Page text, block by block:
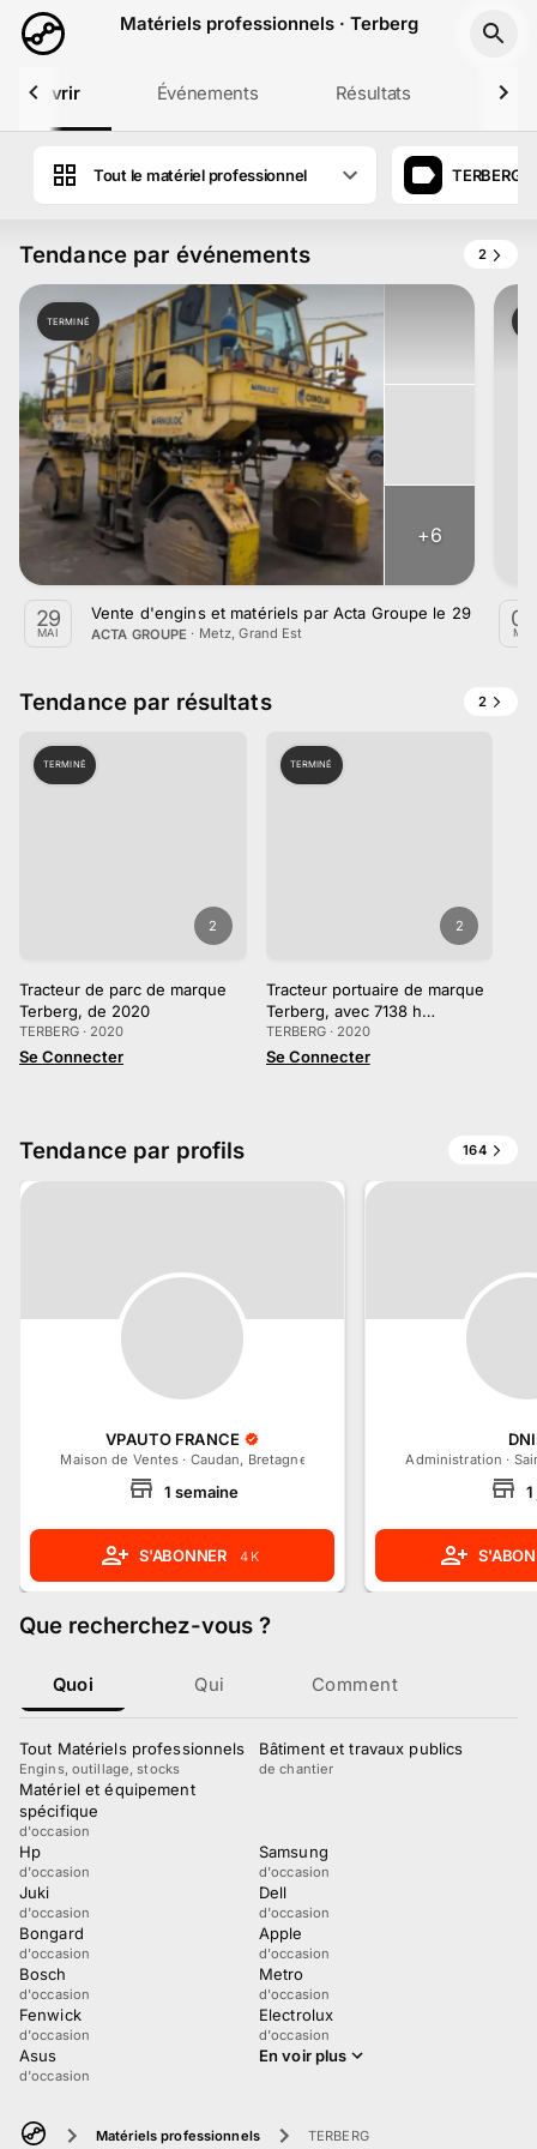
Aller au contenu principal
Matériels professionnels · Terberg
Événements Résultats
Tout le matériel professionnel TERBERG
Tendance par événements 2
TERMINÉ
+6
29
MAI
Vente d'engins et matériels par Acta Groupe le 29 Mai
ACTA GROUPE · Metz, Grand Est
06
MAI
Tendance par résultats 2
2
TERMINÉ
Tracteur de parc de marque
Terberg, de 2020
TERBERG · 2020
Se Connecter
2
TERMINÉ
Tracteur portuaire de marque
Terberg, avec 7138 h
d’utilisation au compteur
TERBERG · 2020
Se Connecter
Tendance par profils 164
VPAUTO FRANCE
Maison de Ventes · Caudan, Bretagne
1 semaine
S'ABONNER 4 K
Administration ·
1
Que recherchez-vous ?
Quoi Qui Comment
Tout Matériels professionnels
Engins, outillage, stocks
Bâtiment et travaux publics
de chantier
Matériel et équipement
spécifique
d'occasion
Hp
d'occasion
Samsung
d'occasion
Juki
d'occasion
Dell
d'occasion
Bongard
d'occasion
Apple
d'occasion
Bosch
d'occasion
Metro
d'occasion
Fenwick
d'occasion
Electrolux
d'occasion
Asus
d'occasion
En voir plus
Matériels professionnels TERBERG